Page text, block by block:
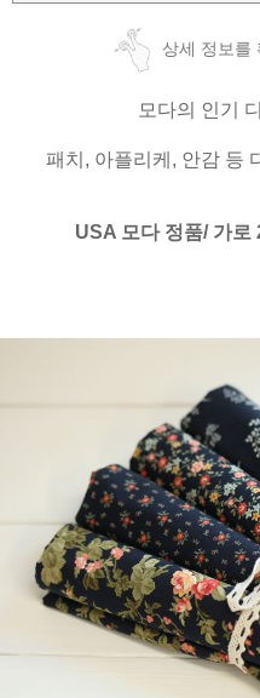
상세 정보를
모다의 인기
패치, 아플리케, 안감 등
USA 모다 정품/ 가로